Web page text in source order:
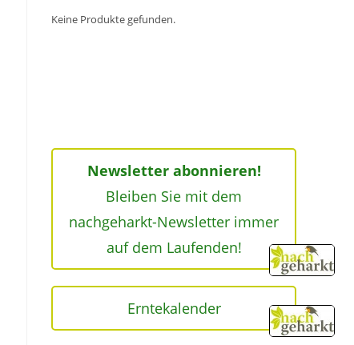
Keine Produkte gefunden.
Newsletter abonnieren!
Bleiben Sie mit dem
nachgeharkt-Newsletter immer
auf dem Laufenden!
Erntekalender